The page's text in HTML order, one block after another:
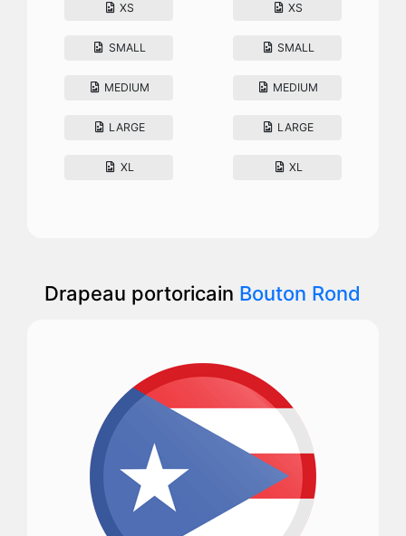
XS
SMALL
MEDIUM
LARGE
XL
XS
SMALL
MEDIUM
LARGE
XL
Drapeau portoricain Bouton Rond